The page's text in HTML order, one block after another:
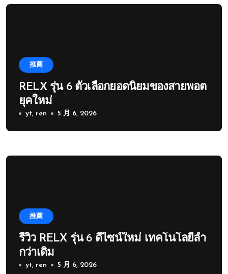
推薦
RELX รุ่น 6 ตัวเลือกยอดนิยมของสายพอต
ยุคใหม่
yt, ren 5 月 6, 2026
推薦
รีวิว RELX รุ่น 6 ดีไซน์ใหม่ เทคโนโลยีล้ำ
กว่าเดิม
yt, ren 5 月 6, 2026